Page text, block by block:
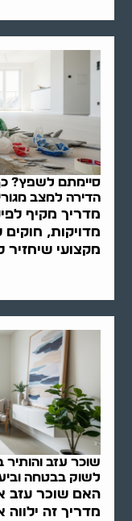
סיימתם לשפץ?
הדירה למצב
מדריך מקיף
מדויקות,
מקצועי
שוכר עזב
לשוק בבטחה
האם שוכר עזב
מדריך זה